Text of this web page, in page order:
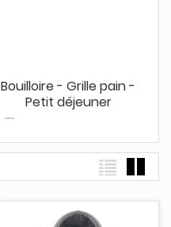
Bouilloire - Grille pain -
Petit déjeuner